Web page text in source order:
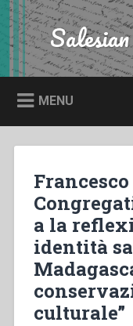
Skip
to
content
Search
MENU
a la
identità
culturale”